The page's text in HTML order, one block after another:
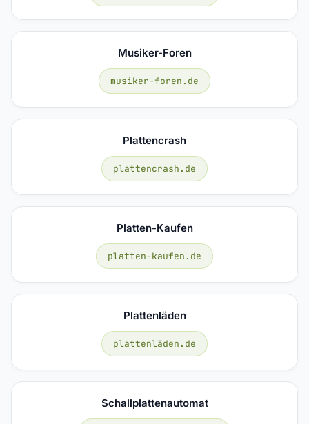
Musiker-Foren
musiker-foren.de
Plattencrash
plattencrash.de
Platten-Kaufen
platten-kaufen.de
Plattenläden
plattenläden.de
Schallplattenautomat